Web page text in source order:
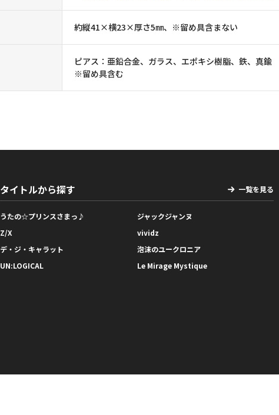
約縦41×横23×厚さ5㎜、※留め具含まない
ピアス：亜鉛合金、ガラス、エポキシ樹脂、鉄、真鍮
※留め具含む
タイトルから探す 一覧を見る
うたの☆プリンスさまっ♪
ジャックジャンヌ
Z/X
vividz
デ・ジ・キャラット
泡沫のユークロニア
UN:LOGICAL
Le Mirage Mystique